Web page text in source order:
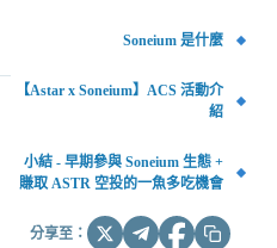
Soneium 是什麼
【Astar x Soneium】ACS 活動介
紹
小結 - 早期參與 Soneium 生態 +
賺取 ASTR 空投的一魚多吃機會
分享至：